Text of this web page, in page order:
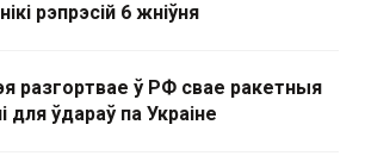
рэпрэсій 6 жніўня
разгортвае ў РФ свае ракетныя
для ўдараў па Украіне